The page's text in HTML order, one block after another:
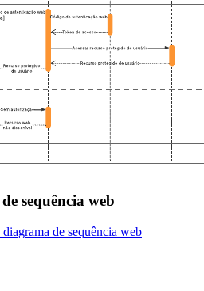
sequência web
de sequência web